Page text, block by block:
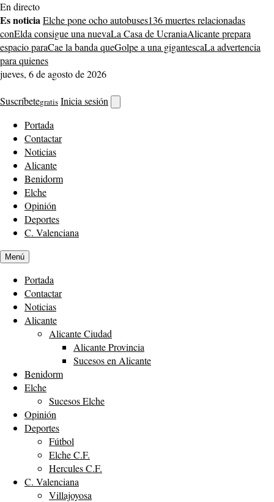
Saltar
al
contenido
En directo
Es noticiaElche pone ocho autobuses136 muertes relacionadas
conElda consigue una nuevaLa Casa de UcraniaAlicante prepara
espacio paraCae la banda queGolpe a una gigantescaLa advertencia
para quienes
jueves, 6 de agosto de 2026
Suscríbetegratis Inicia sesión
buscador
Portada
Contactar
Noticias
Alicante
Benidorm
Elche
Opinión
Deportes
C. Valenciana
Menú
Portada
Contactar
Noticias
Alicante
Alicante Ciudad
Alicante Provincia
Sucesos en Alicante
Benidorm
Elche
Sucesos Elche
Opinión
Deportes
Fútbol
Elche C.F.
Hercules C.F.
C. Valenciana
Villajoyosa